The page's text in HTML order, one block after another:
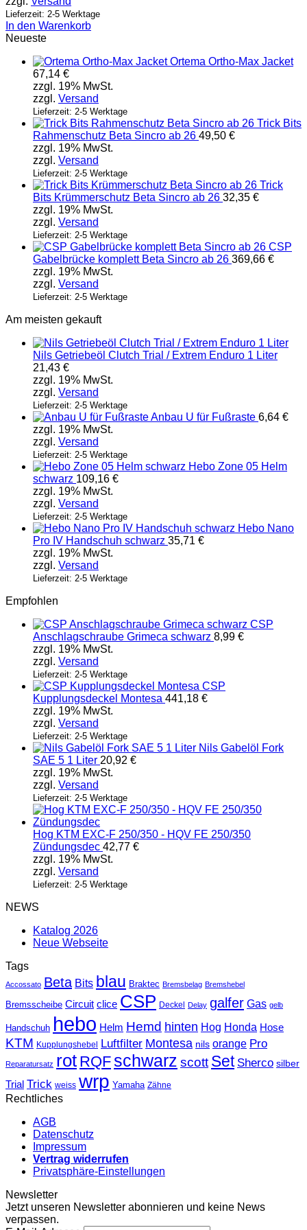
Lieferzeit: 2-5 Werktage
In den Warenkorb
Neueste
Ortema Ortho-Max Jacket
67,14 €
zzgl. 19% MwSt.
zzgl. Versand
Lieferzeit: 2-5 Werktage
Trick Bits
Rahmenschutz Beta Sincro ab 26 49,50 €
zzgl. 19% MwSt.
zzgl. Versand
Lieferzeit: 2-5 Werktage
Trick
Bits Krümmerschutz Beta Sincro ab 26 32,35 €
zzgl. 19% MwSt.
zzgl. Versand
Lieferzeit: 2-5 Werktage
CSP
Gabelbrücke komplett Beta Sincro ab 26 369,66 €
zzgl. 19% MwSt.
zzgl. Versand
Lieferzeit: 2-5 Werktage
Am meisten gekauft
Nils Getriebeöl Clutch Trial / Extrem Enduro 1 Liter
21,43 €
zzgl. 19% MwSt.
zzgl. Versand
Lieferzeit: 2-5 Werktage
Anbau U für Fußraste 6,64 €
zzgl. 19% MwSt.
zzgl. Versand
Lieferzeit: 2-5 Werktage
Hebo Zone 05 Helm
schwarz 109,16 €
zzgl. 19% MwSt.
zzgl. Versand
Lieferzeit: 2-5 Werktage
Hebo Nano
Pro IV Handschuh schwarz 35,71 €
zzgl. 19% MwSt.
zzgl. Versand
Lieferzeit: 2-5 Werktage
Empfohlen
CSP
Anschlagschraube Grimeca schwarz 8,99 €
zzgl. 19% MwSt.
zzgl. Versand
Lieferzeit: 2-5 Werktage
CSP
Kupplungsdeckel Montesa 441,18 €
zzgl. 19% MwSt.
zzgl. Versand
Lieferzeit: 2-5 Werktage
Nils Gabelöl Fork
SAE 5 1 Liter 20,92 €
zzgl. 19% MwSt.
zzgl. Versand
Lieferzeit: 2-5 Werktage
Hog KTM EXC-F 250/350 - HQV FE 250/350
Zündungsdec 42,77 €
zzgl. 19% MwSt.
zzgl. Versand
Lieferzeit: 2-5 Werktage
NEWS
Katalog 2026
Neue Webseite
Tags
Accossato Beta Bits blau Braktec Bremsbelag Bremshebel
Bremsscheibe Circuit clice CSP Deckel Delay galfer Gas gelb
Handschuh hebo Helm Hemd hinten Hog Honda Hose
KTM Kupplungshebel Luftfilter Montesa nils orange Pro
Reparatursatz rot RQF schwarz scott Set Sherco silber
Trial Trick weiss wrp Yamaha Zähne
Rechtliches
AGB
Datenschutz
Impressum
Vertrag widerrufen
Privatsphäre-Einstellungen
Newsletter
Jetzt unseren Newsletter abonnieren und keine News
verpassen.